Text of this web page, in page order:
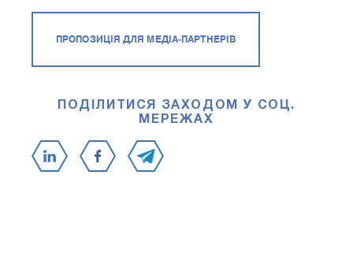
ПРОПОЗИЦІЯ ДЛЯ МЕДІА-ПАРТНЕРІВ
ПОДІЛИТИСЯ ЗАХОДОМ У СОЦ.
МЕРЕЖАХ